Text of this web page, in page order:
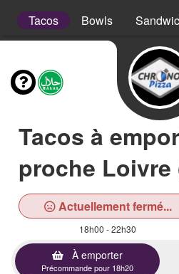
Tacos Bowls
Tacos à
proche Loivre
Actuellement fermé...
18h00 - 22h30
À emporter
Précommande pour 18h20